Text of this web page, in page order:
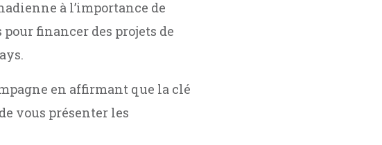
à l’importance de
financer des projets de
en affirmant que la clé
vous présenter les